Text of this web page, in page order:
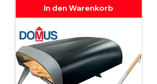
In den Warenkorb